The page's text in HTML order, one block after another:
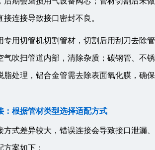
连接导致接口密封不良。
专用切管机切割管材，切割后用刮刀去除管
气吹扫管道内部，清除杂质；碳钢管、不锈
脂处理，铝合金管需去除表面氧化膜，确保
：根据管材类型选择适配方式
方式差异较大，错误连接会导致接口泄漏、
案如下：